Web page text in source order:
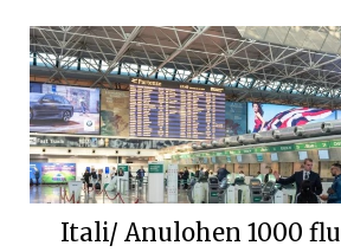
Itali/ Anulohen 1000